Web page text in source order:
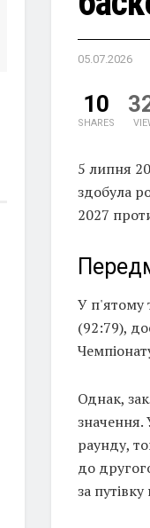
05.07.2026
10
SHARES
5 липня
здобула
2027
У п'ятому
(92:79),
Однак,
значення.
раунду,
до
за